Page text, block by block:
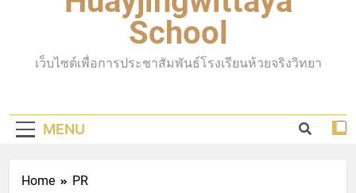
School
เว็บไซต์เพื่อการประชาสัมพันธ์โรงเรียนห้วยจริงวิทยา
MENU
Home PR